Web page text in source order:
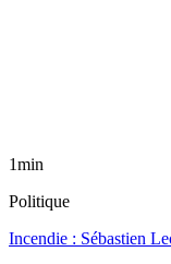
1min
Politique
Incendie : Sébastien